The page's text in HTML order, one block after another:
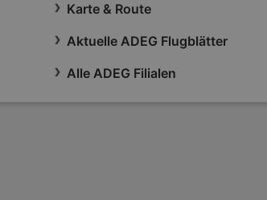
Karte & Route
Aktuelle ADEG Flugblätter
Alle ADEG Filialen